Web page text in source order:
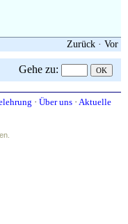
Zurück · Vor
Gehe zu:
· Über uns · Aktuelle